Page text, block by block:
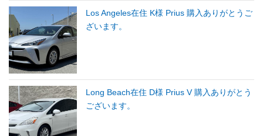
Los Angeles在住 K様 Prius 購入ありがとうご
ざいます。
Long Beach在住 D様 Prius V 購入ありがとう
ございます。